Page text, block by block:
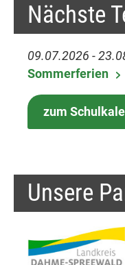
Nächste
09.07.2026 -
Sommerferien
zum
Unsere